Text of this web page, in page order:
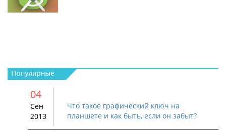
04
Сен
2013
Что такое графический ключ на
планшете и как быть, если он забыт?